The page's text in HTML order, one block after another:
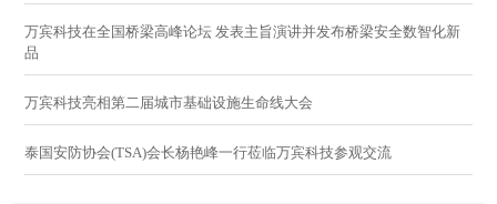
万宾科技在全国桥梁高峰论坛 发表主旨演讲并发布桥梁安全数智化新
品
万宾科技亮相第二届城市基础设施生命线大会
泰国安防协会(TSA)会长杨艳峰一行莅临万宾科技参观交流